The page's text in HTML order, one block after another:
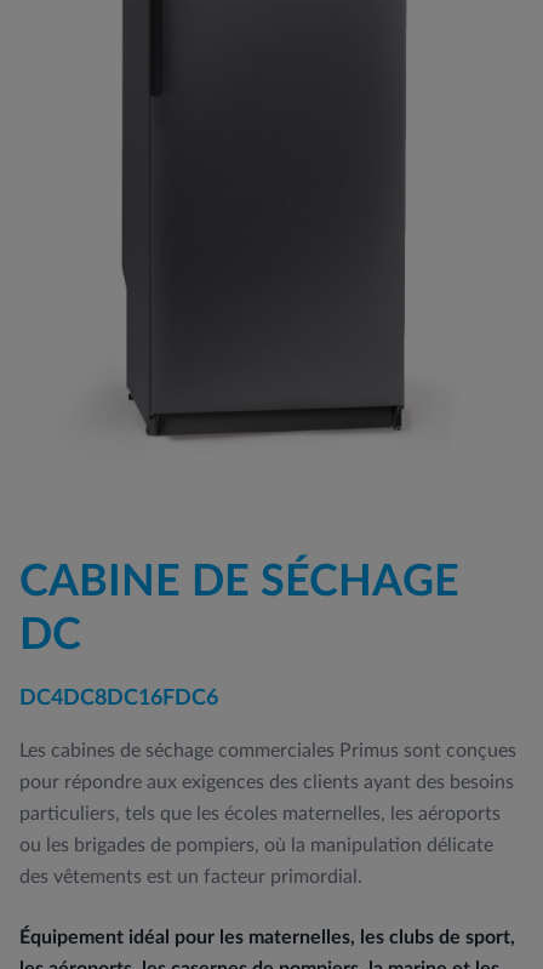
CABINE DE SÉCHAGE
DC
DC4 DC8 DC16 FDC6
Les cabines de séchage commerciales Primus sont conçues
pour répondre aux exigences des clients ayant des besoins
particuliers, tels que les écoles maternelles, les aéroports
ou les brigades de pompiers, où la manipulation délicate
des vêtements est un facteur primordial.
Équipement idéal pour les maternelles, les clubs de sport,